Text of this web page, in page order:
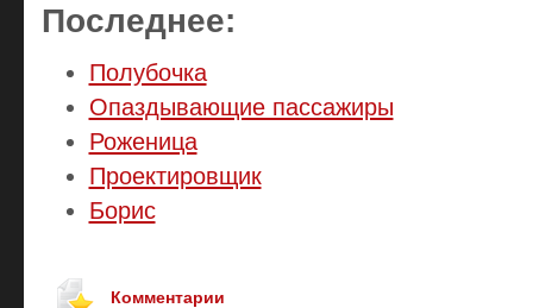
Последнее:
Полубочка
Опаздывающие пассажиры
Роженица
Проектировщик
Борис
Комментарии